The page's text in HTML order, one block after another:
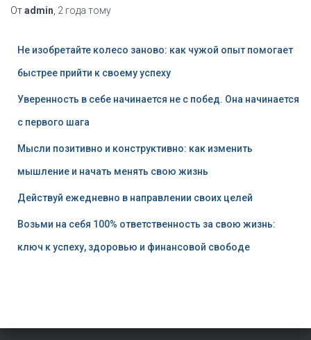
Отadmin 2 года тому
Не изобретайте колесо заново: как чужой опыт помогает
быстрее прийти к своему успеху
Уверенность в себе начинается не с побед. Она начинается
с первого шага
Мысли позитивно и конструктивно: как изменить
мышление и начать менять свою жизнь
Действуй ежедневно в направлении своих целей
Возьми на себя 100% ответственность за свою жизнь:
ключ к успеху, здоровью и финансовой свободе